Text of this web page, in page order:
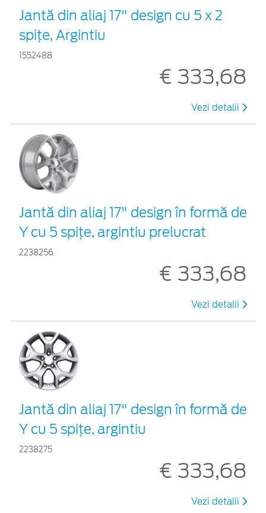
Jantă din aliaj 17" design cu 5 x 2
spiţe, Argintiu
1552488
€ 333,68
Vezi detalii
Jantă din aliaj 17" design în formă de
Y cu 5 spiţe, argintiu prelucrat
2238256
€ 333,68
Vezi detalii
Jantă din aliaj 17" design în formă de
Y cu 5 spiţe, argintiu
2238275
€ 333,68
Vezi detalii